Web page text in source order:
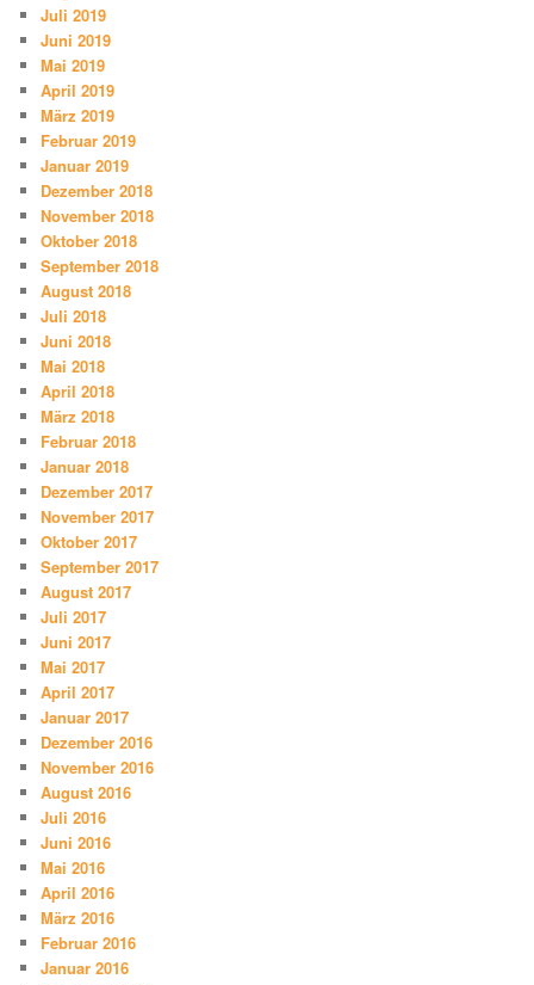
Juli 2019
Juni 2019
Mai 2019
April 2019
März 2019
Februar 2019
Januar 2019
Dezember 2018
November 2018
Oktober 2018
September 2018
August 2018
Juli 2018
Juni 2018
Mai 2018
April 2018
März 2018
Februar 2018
Januar 2018
Dezember 2017
November 2017
Oktober 2017
September 2017
August 2017
Juli 2017
Juni 2017
Mai 2017
April 2017
Januar 2017
Dezember 2016
November 2016
August 2016
Juli 2016
Juni 2016
Mai 2016
April 2016
März 2016
Februar 2016
Januar 2016